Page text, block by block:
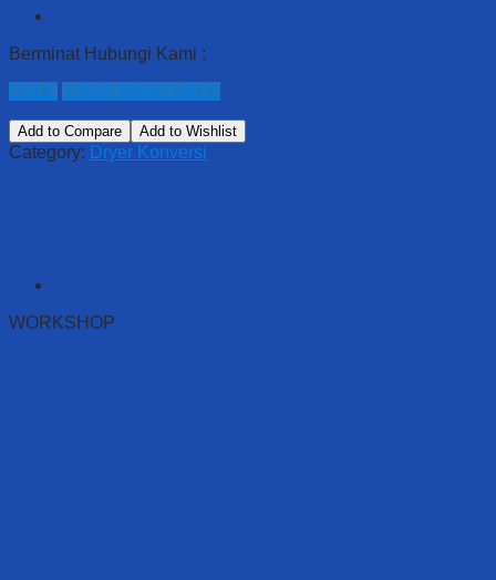
Berminat Hubungi Kami :
CALL
CHAT WHATSAPP
Add to Compare Add to Wishlist
Category: Dryer Konversi
WORKSHOP